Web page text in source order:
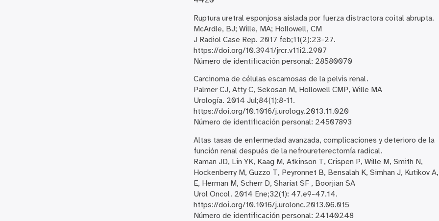
Ruptura uretral esponjosa aislada por fuerza distractora coital abrupta.
McArdle, BJ; Wille, MA; Hollowell, CM
J Radiol Case Rep. 2017 feb;11(2):23-27.
https://doi.org/10.3941/jrcr.v11i2.2907
Número de identificación personal: 28580070
Carcinoma de células escamosas de la pelvis renal.
Palmer CJ, Atty C, Sekosan M, Hollowell CMP, Wille MA
Urología. 2014 Jul;84(1):8-11.
https://doi.org/10.1016/j.urology.2013.11.020
Número de identificación personal: 24507893
Altas tasas de enfermedad avanzada, complicaciones y deterioro de la
función renal después de la nefroureterectomía radical.
Raman JD, Lin YK, Kaag M, Atkinson T, Crispen P, Wille M, Smith N,
Hockenberry M, Guzzo T, Peyronnet B, Bensalah K, Simhan J, Kutikov
E, Herman M, Scherr D, Shariat SF , Boorjian SA
Urol Oncol. 2014 Ene;32(1): 47.e9-47.14.
https://doi.org/10.1016/j.urolonc.2013.06.015
Número de identificación personal: 24140248